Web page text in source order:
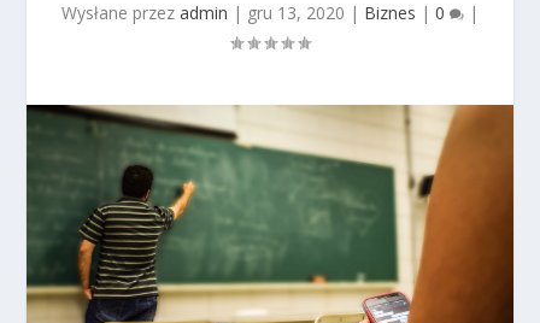
Wysłane przez admin | gru 13, 2020 | Biznes | 0 |